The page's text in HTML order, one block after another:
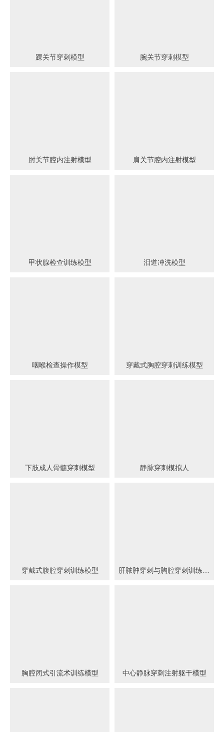
踝关节穿刺模型 腕关节穿刺模型
肘关节腔内注射模型 肩关节腔内注射模型
甲状腺检查训练模型 泪道冲洗模型
咽喉检查操作模型 穿戴式胸腔穿刺训练模型
下肢成人骨髓穿刺模型 静脉穿刺模拟人
穿戴式腹腔穿刺训练模型
胸腔闭式引流术训练模型 中心静脉穿刺注射躯干模型